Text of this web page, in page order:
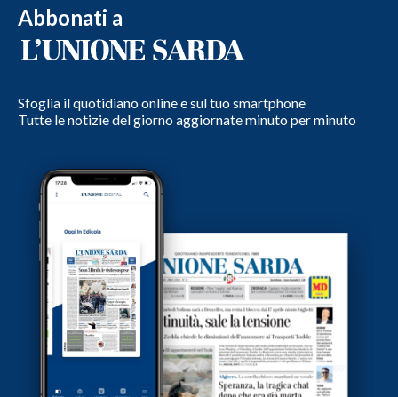
Abbonati a
Sfoglia il quotidiano online e sul tuo smartphone
Tutte le notizie del giorno aggiornate minuto per minuto